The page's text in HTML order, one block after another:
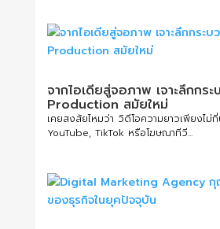
จากไอเดียสู่จอภาพ เจาะลึกกร
Production สมัยใหม่
เคยสงสัยไหมว่า วิดีโอความยาวเพียงไม่กี่
YouTube, TikTok หรือโฆษณาทีวี...